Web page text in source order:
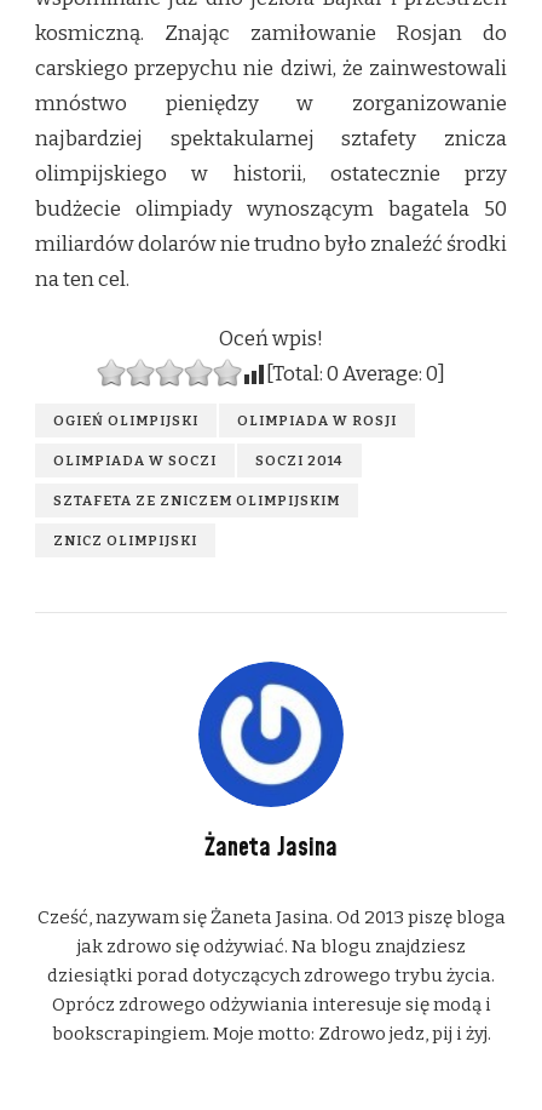
kosmiczną. Znając zamiłowanie Rosjan do
carskiego przepychu nie dziwi, że zainwestowali
mnóstwo pieniędzy w zorganizowanie
najbardziej spektakularnej sztafety znicza
olimpijskiego w historii, ostatecznie przy
budżecie olimpiady wynoszącym bagatela 50
miliardów dolarów nie trudno było znaleźć środki
na ten cel.
Oceń wpis!
[Total:0Average:0]
OGIEŃ OLIMPIJSKI OLIMPIADA W ROSJI
OLIMPIADA W SOCZI SOCZI 2014
SZTAFETA ZE ZNICZEM OLIMPIJSKIM
ZNICZ OLIMPIJSKI
Żaneta Jasina
Cześć, nazywam się Żaneta Jasina. Od 2013 piszę bloga
jak zdrowo się odżywiać. Na blogu znajdziesz
dziesiątki porad dotyczących zdrowego trybu życia.
Oprócz zdrowego odżywiania interesuje się modą i
bookscrapingiem. Moje motto: Zdrowo jedz, pij i żyj.